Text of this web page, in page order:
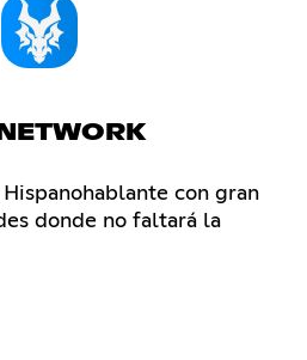
con gran
donde no faltará la